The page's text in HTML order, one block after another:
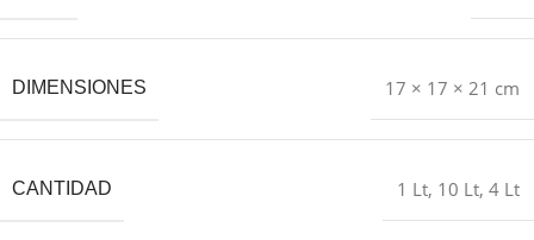
DIMENSIONES 17 × 17 × 21 cm
CANTIDAD 1 Lt, 10 Lt, 4 Lt